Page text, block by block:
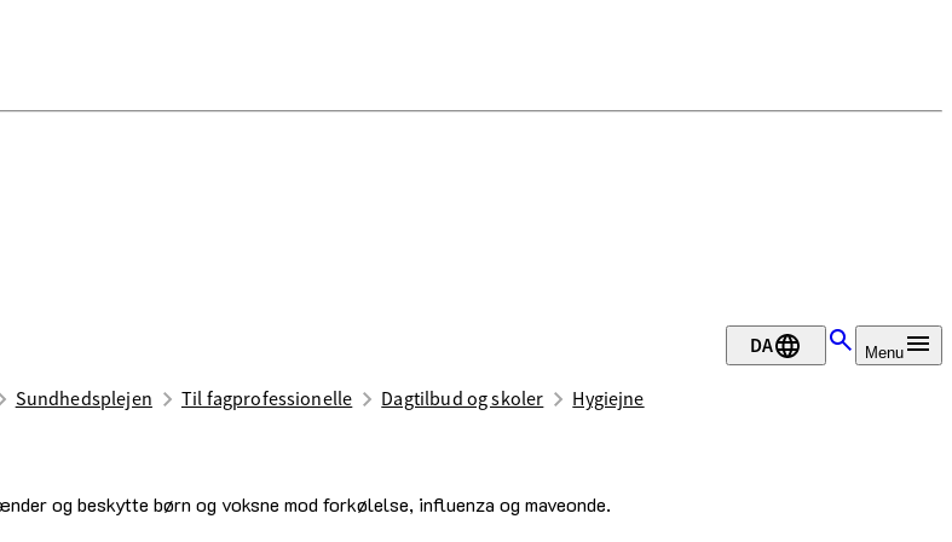
DA Menu
Sundhedsplejen Til ­fag­pro­fes­sio­nel­le Dagtilbud og skoler Hygiejne
og beskytte børn og voksne mod forkølelse, influenza og maveonde.